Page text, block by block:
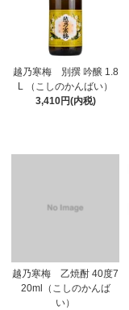
越乃寒梅 別撰 吟醸 1.8
L （こしのかんばい）
3,410円(内税)
越乃寒梅 乙焼酎 40度7
20ml（こしのかんば
い）